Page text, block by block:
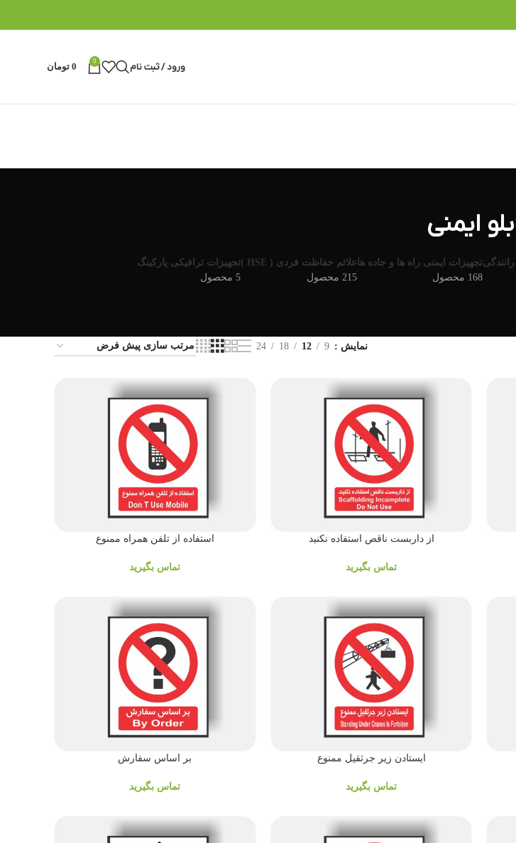
ورود / ثبت نام 0
0 تومان
ایمنی
تجهیزات ایمنی راه ها و جاده ها
168 محصول
علائم حفاظت فردی ( HSE )
215 محصول
تجهیزات ترافیکی پارکینگ
5 محصول
نمایش 9
12
18
24
از داربست ناقص استفاده نکنید
تماس بگیرید
استفاده از تلفن همراه ممنوع
تماس بگیرید
ایستادن زیر جرثقیل ممنوع
تماس بگیرید
بر اساس سفارش
تماس بگیرید